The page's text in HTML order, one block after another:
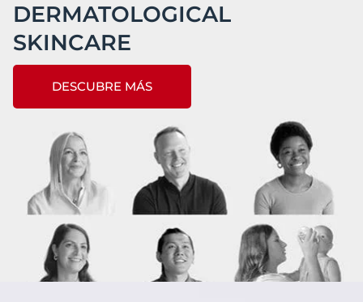
DERMATOLOGICAL
SKINCARE
DESCUBRE MÁS